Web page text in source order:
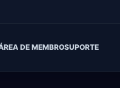
DE MEMBROSUPORTE